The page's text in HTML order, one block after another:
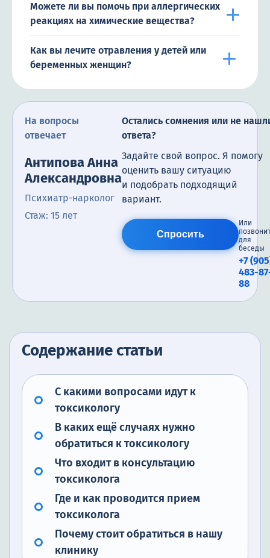
Можете ли вы помочь при аллергических
реакциях на химические вещества?
Как вы лечите отравления у детей или
беременных женщин?
На вопросы
отвечает
Антипова Анна
Александровна
Психиатр-нарколог
Стаж: 15 лет
Остались сомнения или не
ответа?
Задайте свой вопрос. Я помогу
оценить вашу ситуацию
и подобрать подходящий
вариант.
Спросить
Или
для
беседы
+7
483-
88
Содержание статьи
С какими вопросами идут к
токсикологу
В каких ещё случаях нужно
обратиться к токсикологу
Что входит в консультацию
токсиколога
Где и как проводится прием
токсиколога
Почему стоит обратиться в нашу
клинику